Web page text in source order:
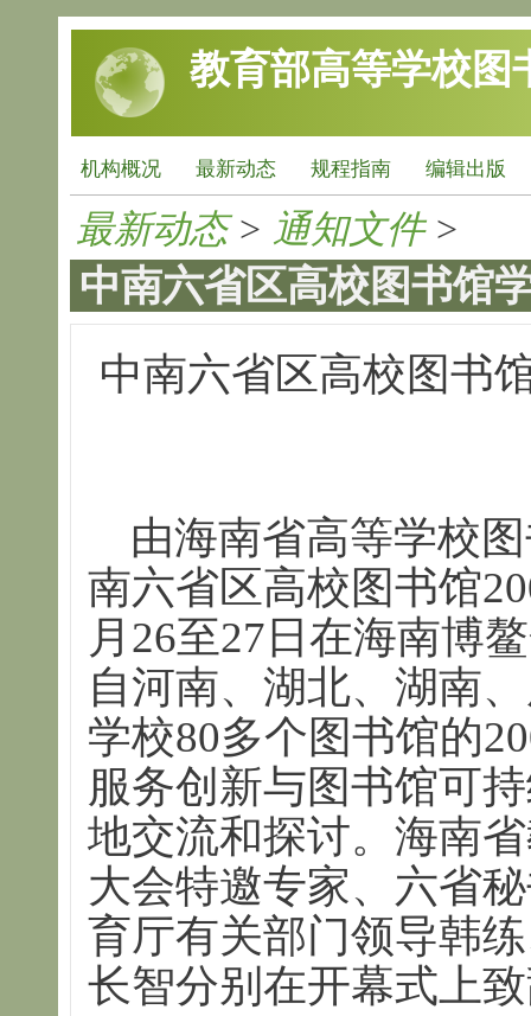
跳转到主要内容
教育部高等学校图
机构概况 最新动态 规程指南 编辑出版
最新动态> 通知文件>
中南六省区高校图书馆
中南六省区高校图书
由海南省高等学校
南六省区高校图书馆
月26至27日在海南博
自河南、湖北、湖南
学校80多个图书馆的
服务创新与图书馆可
地交流和探讨。海南
大会特邀专家、六省
育厅有关部门领导韩
长智分别在开幕式上